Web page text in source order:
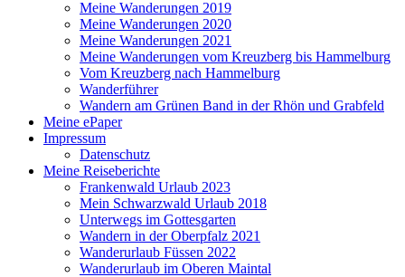
Meine Wanderungen 2019
Meine Wanderungen 2020
Meine Wanderungen 2021
Meine Wanderungen vom Kreuzberg bis Hammelburg
Vom Kreuzberg nach Hammelburg
Wanderführer
Wandern am Grünen Band in der Rhön und Grabfeld
Meine ePaper
Impressum
Datenschutz
Meine Reiseberichte
Frankenwald Urlaub 2023
Mein Schwarzwald Urlaub 2018
Unterwegs im Gottesgarten
Wandern in der Oberpfalz 2021
Wanderurlaub Füssen 2022
Wanderurlaub im Oberen Maintal